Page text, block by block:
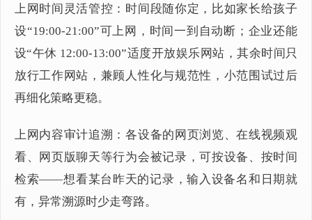
上网时间灵活管控：时间段随你定，比如家长给孩子
设“19:00-21:00”可上网，时间一到自动断；企业还能
设“午休 12:00-13:00”适度开放娱乐网站，其余时间只
放行工作网站，兼顾人性化与规范性，小范围试过后
再细化策略更稳。
上网内容审计追溯：各设备的网页浏览、在线视频观
看、网页版聊天等行为会被记录，可按设备、按时间
检索——想看某台昨天的记录，输入设备名和日期就
有，异常溯源时少走弯路。